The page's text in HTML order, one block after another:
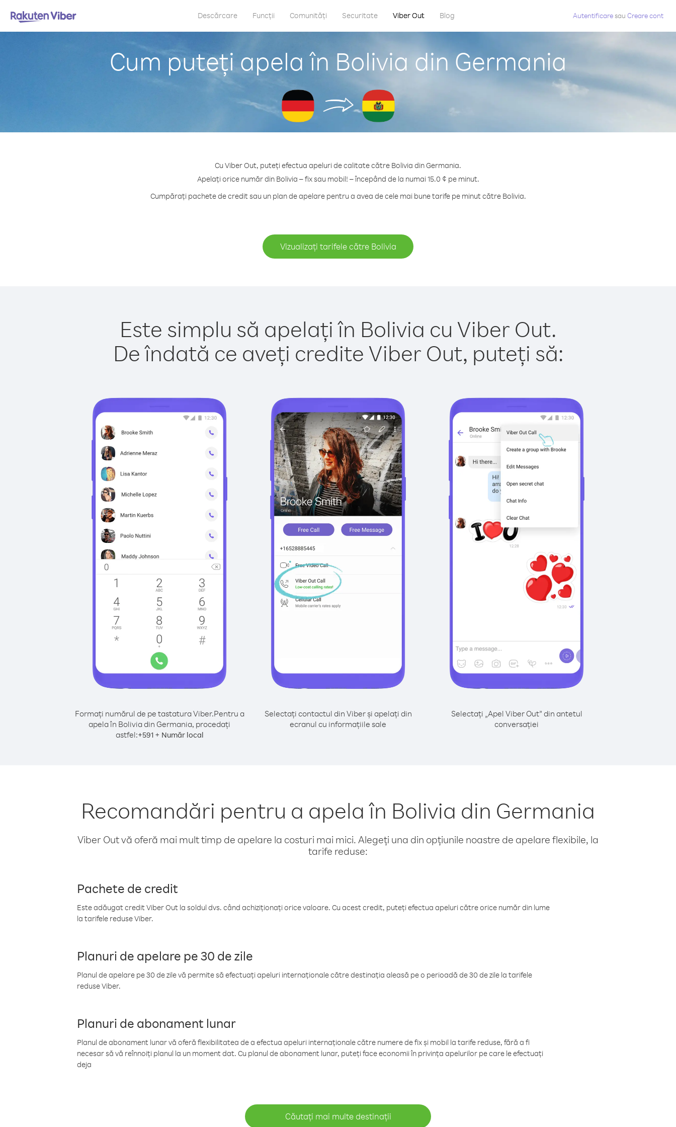
Descărcare Funcții Comunități Securitate Viber Out Blog Autentificaresau Creare cont
Cum puteți apela în Bolivia din Germania
Cu Viber Out, puteți efectua apeluri de calitate către Bolivia din Germania.
Apelați orice număr din Bolivia – fix sau mobil! – începând de la numai 15.0 ¢ pe minut.
Cumpărați pachete de credit sau un plan de apelare pentru a avea de cele mai bune tarife pe minut către Bolivia.
Vizualizați tarifele către Bolivia
Este simplu să apelați în Bolivia cu Viber Out.
De îndată ce aveți credite Viber Out, puteți să:
Formați numărul de pe tastatura Viber.Pentru a
apela în Bolivia din Germania, procedați
astfel:+591+ Număr local
Selectați contactul din Viber și apelați din
ecranul cu informațiile sale
Selectați „Apel Viber Out” din antetul
conversației
Recomandări pentru a apela în Bolivia din Germania
Viber Out vă oferă mai mult timp de apelare la costuri mai mici. Alegeți una din opțiunile noastre de apelare flexibile, la
tarife reduse:
Pachete de credit
Este adăugat credit Viber Out la soldul dvs. când achiziționați orice valoare. Cu acest credit, puteți efectua apeluri către orice număr din lume
la tarifele reduse Viber.
Planuri de apelare pe 30 de zile
Planul de apelare pe 30 de zile vă permite să efectuați apeluri internaționale către destinația aleasă pe o perioadă de 30 de zile la tarifele
reduse Viber.
Planuri de abonament lunar
Planul de abonament lunar vă oferă flexibilitatea de a efectua apeluri internaționale către numere de fix și mobil la tarife reduse, fără a fi
necesar să vă reînnoiți planul la un moment dat. Cu planul de abonament lunar, puteți face economii în privința apelurilor pe care le efectuați
deja
Căutați mai multe destinații